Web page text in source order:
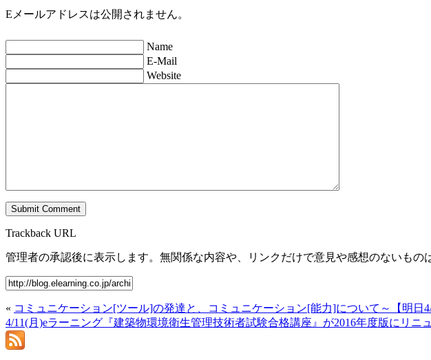
Eメールアドレスは公開されません。
Name
E-Mail
Website
Trackback URL
管理者の承認後に表示します。無関係な内容や、リンクだけで意見や感想のないもの
« コミュニケーション[ツール]の発達と、コミュニケーション[能力]について～【明
4/11(月)eラーニング『建築物環境衛生管理技術者試験合格講座』が2016年度版にリニ